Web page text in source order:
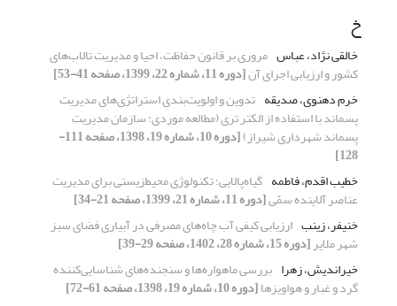
خ
خالقی نژاد، عباس مروری بر قانون حفاظت، احیا و مدیریت تالاب‌های
کشور و ارزیابی اجرای آن[دوره 11، شماره 22، 1399، صفحه 41-53]
خرم دهنوی، صدیقه تدوین و اولویت‌‌بندی استراتژی‌‌های مدیریت
پسماند با استفاده از الکتر تری (مطالعه موردی: سازمان مدیریت
پسماند شهرداری شیراز) [دوره 10، شماره 19، 1398، صفحه 111-
128]
خطیب اقدم، فاطمه گیاه‌پالایی؛ تکنولوژی محیط‌زیستی برای مدیریت
عناصر آلاینده سمّی[دوره 11، شماره 21، 1399، صفحه 21-34]
خنیفر، زینب ارزیابی کیفی آب چاه‌‌های مصرفی در آبیاری فضای سبز
شهر ملایر[دوره 15، شماره 28، 1402، صفحه 29-39]
خیراندیش، زهرا بررسی ماهواره‌ها و سنجنده‌های شناسایی‌کننده
گرد و غبار و هواویزها[دوره 10، شماره 19، 1398، صفحه 61-72]